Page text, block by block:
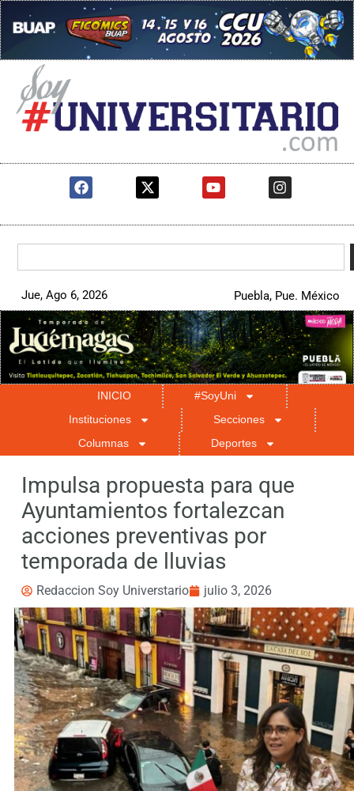
Jue, Ago 6, 2026 Puebla, Pue. México
INICIO
#SoyUni
Instituciones
Secciones
Columnas
Deportes
Impulsa propuesta para que
Ayuntamientos fortalezcan
acciones preventivas por
temporada de lluvias
Redaccion Soy Universtario julio 3, 2026